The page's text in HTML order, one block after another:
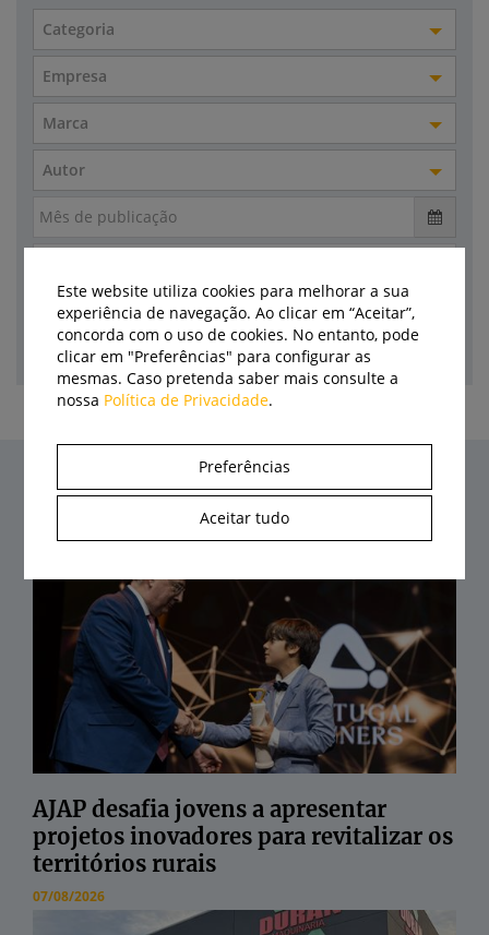
Categoria
Empresa
Marca
Autor
Últimas notícias
AJAP desafia jovens a apresentar
projetos inovadores para revitalizar os
territórios rurais
07/08/2026
Este website utiliza cookies para melhorar a sua
experiência de navegação. Ao clicar em “Aceitar”,
concorda com o uso de cookies. No entanto, pode
clicar em "Preferências" para configurar as
mesmas. Caso pretenda saber mais consulte a
nossa Política de Privacidade.
Preferências
Aceitar tudo